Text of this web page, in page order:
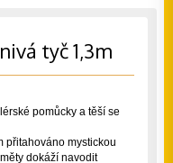
tyč 1,3m
pomůcky a těší se
přitahováno mystickou
dokáží navodit